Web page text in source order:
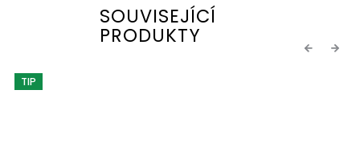
SOUVISEJÍCÍ
PRODUKTY Previous
TIP
Next